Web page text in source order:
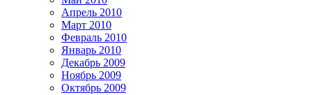
Апрель 2010
Март 2010
Февраль 2010
Январь 2010
Декабрь 2009
Ноябрь 2009
Октябрь 2009